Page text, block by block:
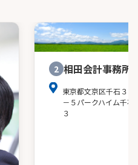
2 相田会計事務所
東京都文京区千石３－
－５パークハイム千石
３